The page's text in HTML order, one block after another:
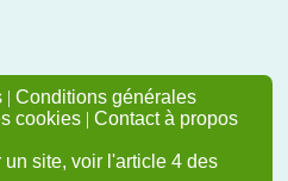
| Conditions générales
cookies | Contact à propos
site, voir l'article 4 des